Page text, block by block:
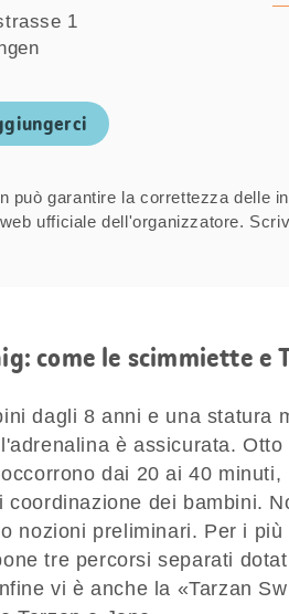
1
può garantire la correttezza delle
ufficiale dell'organizzatore.
come le scimmiette e
dagli 8 anni e una statura
è assicurata.
dai 20 ai 40
coordinazione dei bambini.
nozioni preliminari. Per i
tre percorsi separati
vi è anche la «Tarzan